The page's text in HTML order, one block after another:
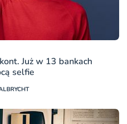
Już w 13 bankach
selfie